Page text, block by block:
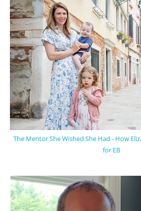
The Mentor She Wished She Had - How
for EB